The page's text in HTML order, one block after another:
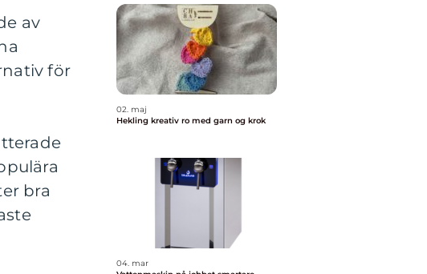
av
för
bra
02. maj
Hekling kreativ ro med garn og krok
04. mar